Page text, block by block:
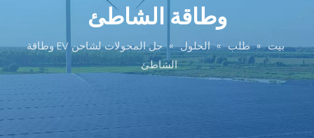
وطاقة الشاطئ
بيت » طلب » الحلول »
حل المحولات لشاحن EV وطاقة
الشاطئ